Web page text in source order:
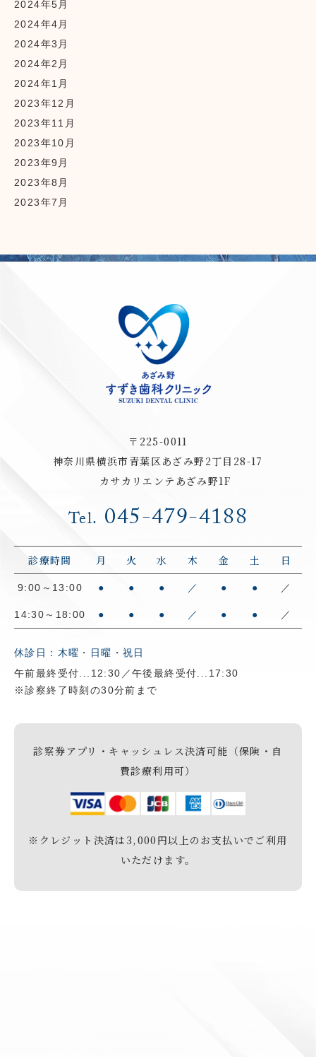
2024年5月
2024年4月
2024年3月
2024年2月
2024年1月
2023年12月
2023年11月
2023年10月
2023年9月
2023年8月
2023年7月
〒225-0011
神奈川県横浜市青葉区あざみ野2丁目28-17
カサカリエンテあざみ野1F
Tel. 045-479-4188
診療時間 月 火 水 木 金 土 日
9:00～13:00 ● ● ● ／ ● ● ／
14:30～18:00 ● ● ● ／ ● ● ／
休診日：木曜・日曜・祝日
午前最終受付...12:30／午後最終受付...17:30
※診察終了時刻の30分前まで
診察券アプリ・キャッシュレス決済可能（保険・自
費診療利用可）
※クレジット決済は3,000円以上のお支払いでご利用
いただけます。